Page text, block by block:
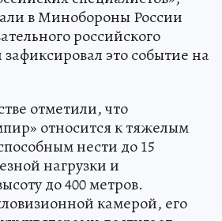
в Минобороны России
российского
это событие на
отметили, что
относится к тяжелым
нести до 15
нагрузки и
до 400 метров.
камерой, его